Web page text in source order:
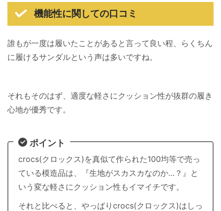
機能性に関しての口コミ
誰もが一度は履いたことがあると言って良い程、らくちん
に履けるサンダルという声は多いですね。
それもそのはず、適度な軽さにクッション性が抜群の履き
心地が優秀です。
ポイント
crocs(クロックス)を真似て作られた100均等で売っ
ている模造品は、『生地がスカスカなのか…？』と
いう変な軽さにクッション性もイマイチです。
それと比べると、やっぱりcrocs(クロックス)はしっ